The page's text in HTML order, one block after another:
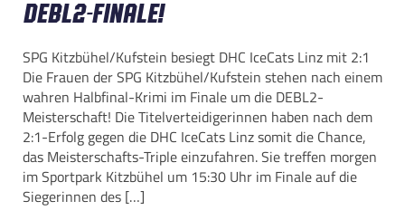
DEBL2-Finale!
SPG Kitzbühel/Kufstein besiegt DHC IceCats Linz mit 2:1
Die Frauen der SPG Kitzbühel/Kufstein stehen nach einem
wahren Halbfinal-Krimi im Finale um die DEBL2-
Meisterschaft! Die Titelverteidigerinnen haben nach dem
2:1-Erfolg gegen die DHC IceCats Linz somit die Chance,
das Meisterschafts-Triple einzufahren. Sie treffen morgen
im Sportpark Kitzbühel um 15:30 Uhr im Finale auf die
Siegerinnen des […]